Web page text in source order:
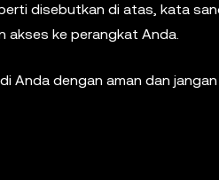
disebutkan di atas, kata
akses ke perangkat Anda.
Anda dengan aman dan